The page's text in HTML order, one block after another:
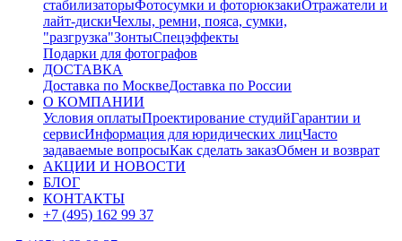
стабилизаторыФотосумки и фоторюкзакиОтражатели и
лайт-дискиЧехлы, ремни, пояса, сумки,
"разгрузка"ЗонтыСпецэффекты
Подарки для фотографов
ДОСТАВКА
Доставка по МосквеДоставка по России
О КОМПАНИИ
Условия оплатыПроектирование студийГарантии и
сервисИнформация для юридических лицЧасто
задаваемые вопросыКак сделать заказОбмен и возврат
АКЦИИ И НОВОСТИ
БЛОГ
КОНТАКТЫ
+7 (495) 162 99 37